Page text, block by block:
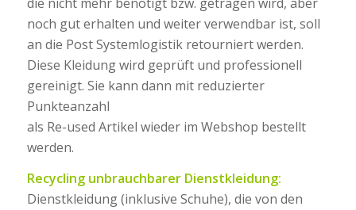
noch gut erhalten und weiter verwendbar ist, soll
an die Post Systemlogistik retourniert werden.
Diese Kleidung wird geprüft und professionell
gereinigt. Sie kann dann mit reduzierter
Punkteanzahl
als Re-used Artikel wieder im Webshop bestellt
werden.
Recycling unbrauchbarer Dienstkleidung:
Dienstkleidung (inklusive Schuhe), die von den